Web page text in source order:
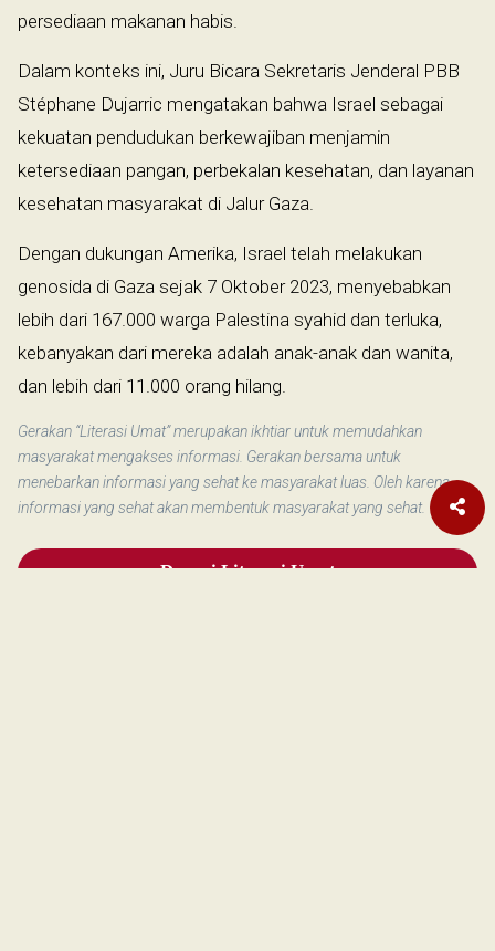
persediaan makanan habis.
Dalam konteks ini, Juru Bicara Sekretaris Jenderal PBB
Stéphane Dujarric mengatakan bahwa Israel sebagai
kekuatan pendudukan berkewajiban menjamin
ketersediaan pangan, perbekalan kesehatan, dan layanan
kesehatan masyarakat di Jalur Gaza.
Dengan dukungan Amerika, Israel telah melakukan
genosida di Gaza sejak 7 Oktober 2023, menyebabkan
lebih dari 167.000 warga Palestina syahid dan terluka,
kebanyakan dari mereka adalah anak-anak dan wanita,
dan lebih dari 11.000 orang hilang.
Gerakan “Literasi Umat” merupakan ikhtiar untuk memudahkan
masyarakat mengakses informasi. Gerakan bersama untuk
menebarkan informasi yang sehat ke masyarakat luas. Oleh karena
informasi yang sehat akan membentuk masyarakat yang sehat.
Donasi Literasi Umat